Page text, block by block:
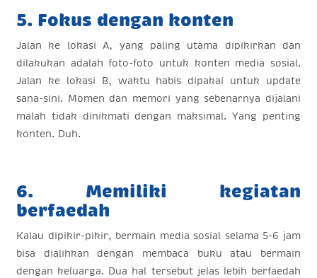
5. Fokus dengan konten
Jalan ke lokasi A, yang paling utama dipikirkan dan
dilakukan adalah foto-foto untuk konten media sosial.
Jalan ke lokasi B, waktu habis dipakai untuk update
sana-sini. Momen dan memori yang sebenarnya dijalani
malah tidak dinikmati dengan maksimal. Yang penting
konten. Duh.
6. Memiliki kegiatan
berfaedah
Kalau dipikir-pikir, bermain media sosial selama 5-6 jam
bisa dialihkan dengan membaca buku atau bermain
dengan keluarga. Dua hal tersebut jelas lebih berfaedah